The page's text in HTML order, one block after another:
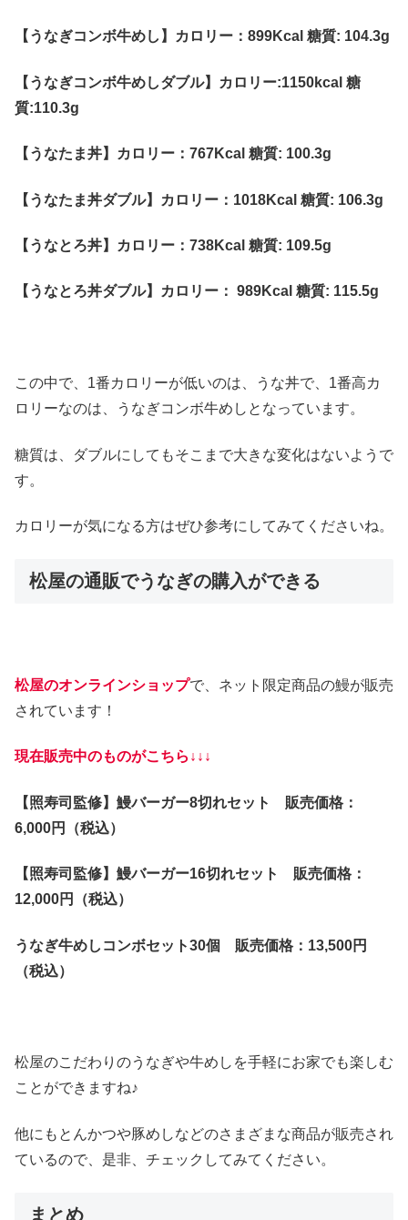
【うなぎコンボ牛めし】カロリー：899Kcal 糖質: 104.3g
【うなぎコンボ牛めしダブル】カロリー:1150kcal 糖
質:110.3g
【うなたま丼】カロリー：767Kcal 糖質: 100.3g
【うなたま丼ダブル】カロリー：1018Kcal 糖質: 106.3g
【うなとろ丼】カロリー：738Kcal 糖質: 109.5g
【うなとろ丼ダブル】カロリー： 989Kcal 糖質: 115.5g
この中で、1番カロリーが低いのは、うな丼で、1番高カ
ロリーなのは、うなぎコンボ牛めしとなっています。
糖質は、ダブルにしてもそこまで大きな変化はないようで
す。
カロリーが気になる方はぜひ参考にしてみてくださいね。
松屋の通販でうなぎの購入ができる
松屋のオンラインショップで、ネット限定商品の鰻が販売
されています！
現在販売中のものがこちら↓↓↓
【照寿司監修】鰻バーガー8切れセット 販売価格：
6,000円（税込）
【照寿司監修】鰻バーガー16切れセット 販売価格：
12,000円（税込）
うなぎ牛めしコンボセット30個 販売価格：13,500円
（税込）
松屋のこだわりのうなぎや牛めしを手軽にお家でも楽しむ
ことができますね♪
他にもとんかつや豚めしなどのさまざまな商品が販売され
ているので、是非、チェックしてみてください。
まとめ